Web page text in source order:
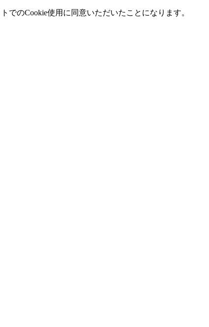
のCookie使用に同意いただいたことになります。